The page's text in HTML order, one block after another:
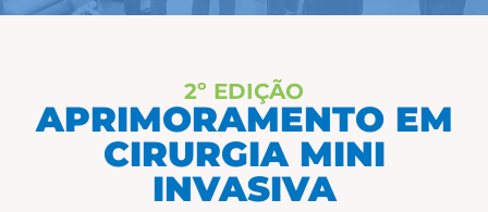
2º EDIÇÃO
APRIMORAMENTO EM
CIRURGIA MINI
INVASIVA